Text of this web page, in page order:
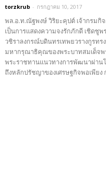
torzkrub - กรกฎาคม 10, 2017
พล.อ.ท.ณัฐพงษ์ วิริยะคุปต์ เจ้ากรมกิ
เป็นการแสดงความจงรักภักดี เชิดชู
วชิราลงกรณ์บดินทรเทพยวรางกูรท
มหากรุณาธิคุณของพระบาทสมเด็จ
พระราชทานแนวทางการพัฒนาผ่าน
ถึงหลักปรัชญาของเศรษฐกิจพอเพียง